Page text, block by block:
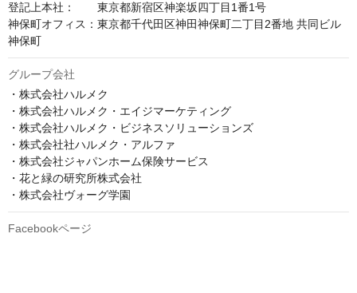
登記上本社：　　東京都新宿区神楽坂四丁目1番1号
神保町オフィス：東京都千代田区神田神保町二丁目2番地 共同ビル
神保町
グループ会社
・株式会社ハルメク
・株式会社ハルメク・エイジマーケティング
・株式会社ハルメク・ビジネスソリューションズ
・株式会社社ハルメク・アルファ
・株式会社ジャパンホーム保険サービス
・花と緑の研究所株式会社
・株式会社ヴォーグ学園
Facebookページ